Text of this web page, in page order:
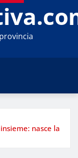
nasce la